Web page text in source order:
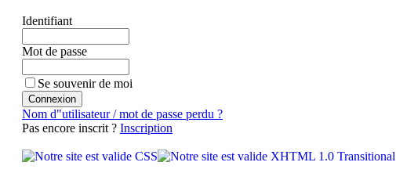
Identifiant
Mot de passe
Se souvenir de moi
Nom d"utilisateur / mot de passe perdu ?
Pas encore inscrit ? Inscription